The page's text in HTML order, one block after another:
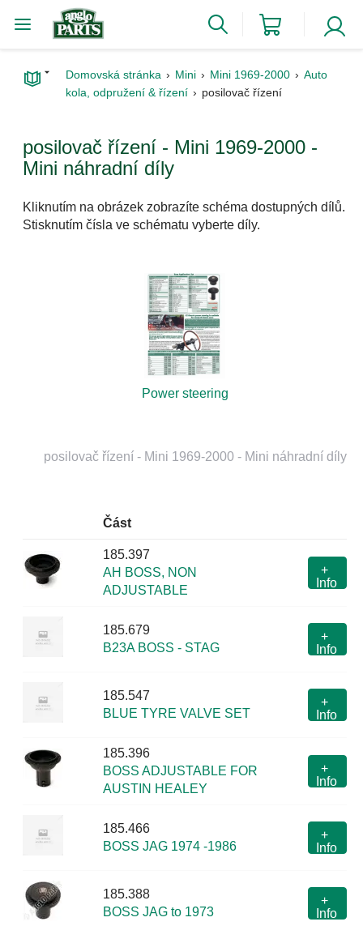
Domovská stránka Mini Mini 1969-2000
Auto
kola, odpružení & řízení
posilovač řízení
posilovač řízení - Mini 1969-2000 -
Mini náhradní díly
Kliknutím na obrázek zobrazíte schéma dostupných dílů.
Stisknutím čísla ve schématu vyberte díly.
Power steering
posilovač řízení - Mini 1969-2000 - Mini náhradní díly
Část
185.397
AH BOSS, NON
ADJUSTABLE
+
Info
185.679
B23A BOSS - STAG
+
Info
185.547
BLUE TYRE VALVE SET
+
Info
185.396
BOSS ADJUSTABLE FOR
AUSTIN HEALEY
+
Info
185.466
BOSS JAG 1974 -1986
+
Info
185.388
BOSS JAG to 1973
+
Info